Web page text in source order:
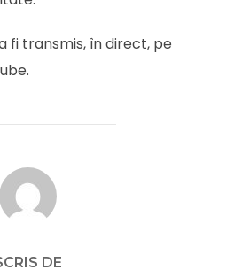
fi transmis, în direct, pe
ARTICOL
DE